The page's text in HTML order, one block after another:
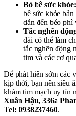
Bỏ bê sức khỏe:
bê sức khỏe
dẫn đến béo phì
Tắc nghẽn
dài có thể làm
tắc nghẽn động
tim và các cơ
Để phát hiện sớm các
kịp thời, bạn nên siêu
khám tim mạch uy tín
Xuân Hậu, 336a
Tel: 0938237460.